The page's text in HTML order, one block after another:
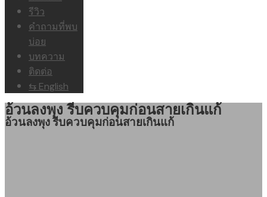
รีวิว
คำถามที่พบ
บ่อย
บทความ
ติดต่อ
⇆ English
อ้วนลงพุง รีบควบคุมก่อนสายเกินแก้
อ้วนลงพุง รีบควบคุมก่อนสายเกินแก้